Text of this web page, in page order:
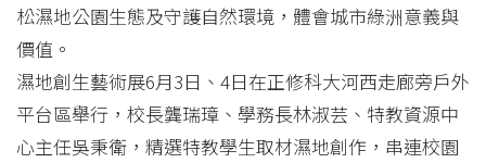
松濕地公園生態及守護自然環境，體會城市綠洲意義與
價值。
濕地創生藝術展6月3日、4日在正修科大河西走廊旁戶外
平台區舉行，校長龔瑞璋、學務長林淑芸、特教資源中
心主任吳秉衛，精選特教學生取材濕地創作，串連校園